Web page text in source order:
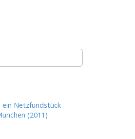
ein Netzfundstück
(2011)